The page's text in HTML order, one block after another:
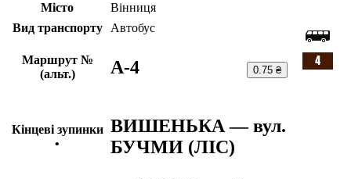
Місто
Вінниця
Вид транспорту
Автобус
Маршрут №
(альт.)
A-4 0.75 ₴
Кінцеві зупинки
•
ВИШЕНЬКА — вул.
БУЧМИ (ЛІС)